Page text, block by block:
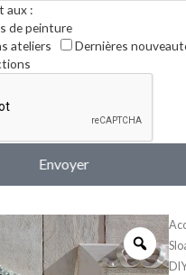
aux :
de peinture
ateliers
Dernières
Envoyer